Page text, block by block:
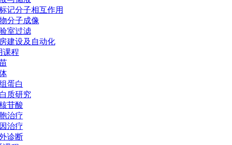
记分子相互作用
分子成像
室过滤
建设及自动化
课程
蛋白
质研究
苷酸
治疗
治疗
诊断